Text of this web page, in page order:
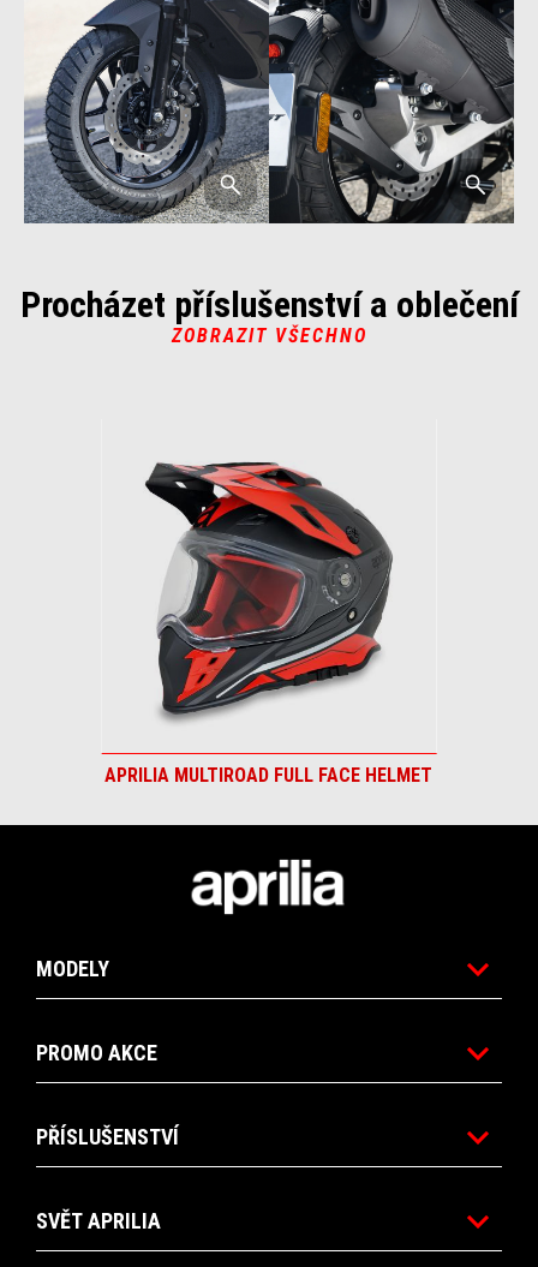
Procházet příslušenství a oblečení
ZOBRAZIT VŠECHNO
APRILIA MULTIROAD FULL FACE HELMET
MODELY
PROMO AKCE
PŘÍSLUŠENSTVÍ
SVĚT APRILIA